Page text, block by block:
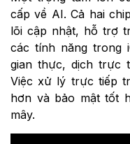
cấp về AI. Cả hai
lõi cập nhật, hỗ trợ
các tính năng trong
gian thực, dịch trực
Việc xử lý trực tiếp
hơn và bảo mật tốt
mây.